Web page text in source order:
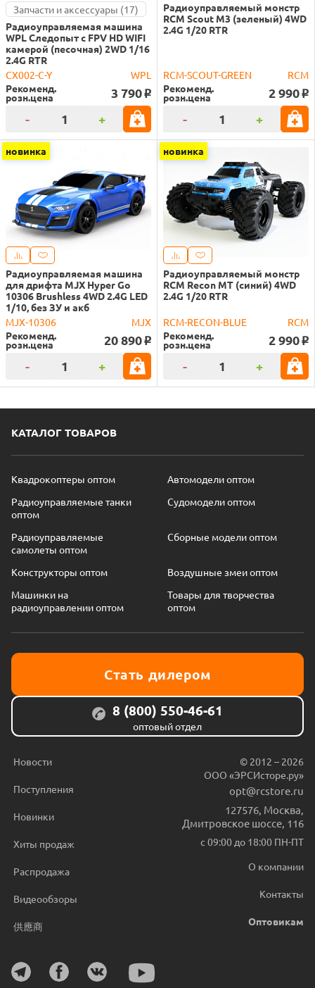
Запчасти и аксессуары (17)
Радиоуправляемая машина
WPL Следопыт с FPV HD WIFI
камерой (песочная) 2WD 1/16
2.4G RTR
CX002-C-Y
WPL
Рекоменд.
розн.цена 3 790 o
- +
Радиоуправляемый монстр
RCM Scout M3 (зеленый) 4WD
2.4G 1/20 RTR
RCM-SCOUT-GREEN
RCM
Рекоменд.
розн.цена 2 990 o
- +
новинка
Радиоуправляемая машина
для дрифта MJX Hyper Go
10306 Brushless 4WD 2.4G LED
1/10, без ЗУ и акб
MJX-10306
MJX
Рекоменд.
розн.цена 20 890 o
- +
новинка
Радиоуправляемый монстр
RCM Recon MT (синий) 4WD
2.4G 1/20 RTR
RCM-RECON-BLUE
RCM
Рекоменд.
розн.цена 2 990 o
- +
КАТАЛОГ ТОВАРОВ
Квадрокоптеры оптом
Автомодели оптом
Радиоуправляемые танки
оптом
Судомодели оптом
Радиоуправляемые
самолеты оптом
Сборные модели оптом
Конструкторы оптом
Воздушные змеи оптом
Машинки на
радиоуправлении оптом
Товары для творчества
оптом
Стать дилером
8 (800) 550-46-61
оптовый отдел
Новости
Поступления
Новинки
Хиты продаж
Распродажа
Видеообзоры
供應商
© 2012 – 2026
ООО «ЭРСИсторе.ру»
opt@rcstore.ru
127576 Москва
Дмитровское шоссе, 116
с 09:00 до 18:00 ПН-ПТ
О компании
Контакты
Оптовикам